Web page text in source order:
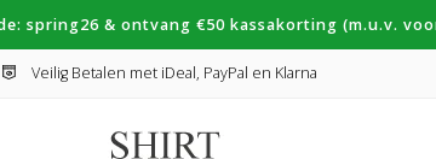
spring26 & ontvang €50 kassakorting (m.u.v.
Veilig Betalen met iDeal, PayPal en Klarna